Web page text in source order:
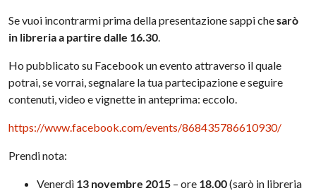
Se vuoi incontrarmi prima della presentazione sappi chesarò
in libreria a partire dalle 16.30.
Ho pubblicato su Facebook un evento attraverso il quale
potrai, se vorrai, segnalare la tua partecipazione e seguire
contenuti, video e vignette in anteprima: eccolo.
https://www.facebook.com/events/868435786610930/
Prendi nota:
Venerdì 13 novembre 2015 – ore 18.00(sarò in libreria